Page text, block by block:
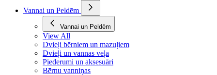
Vannai un Peldēm
Vannai un Peldēm
View All
Dvieļi bērniem un mazuļiem
Dvieļi un vannas veļa
Piederumi un aksesuāri
Bērnu vanniņas